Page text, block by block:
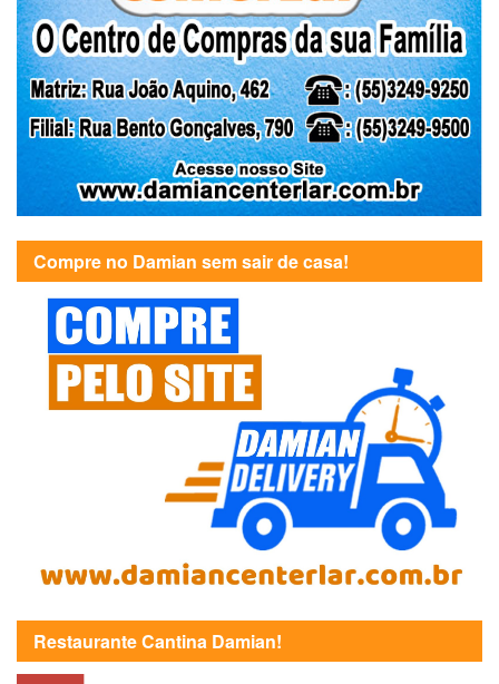
Compre no Damian sem sair de casa!
Restaurante Cantina Damian!